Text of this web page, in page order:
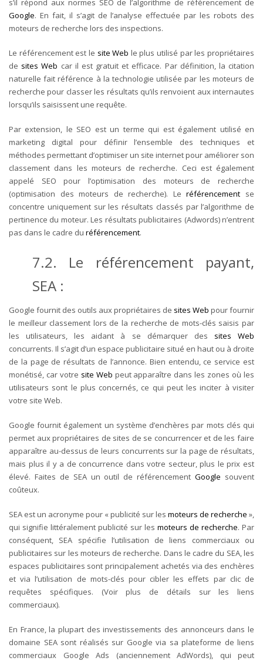
s’il répond aux normes SEO de l’algorithme de référencement de
Google. En fait, il s’agit de l’analyse effectuée par les robots des
moteurs de recherche lors des inspections.
Le référencement est le site Web le plus utilisé par les propriétaires
de sites Web car il est gratuit et efficace. Par définition, la citation
naturelle fait référence à la technologie utilisée par les moteurs de
recherche pour classer les résultats qu’ils renvoient aux internautes
lorsqu’ils saisissent une requête.
Par extension, le SEO est un terme qui est également utilisé en
marketing digital pour définir l’ensemble des techniques et
méthodes permettant d’optimiser un site internet pour améliorer son
classement dans les moteurs de recherche. Ceci est également
appelé SEO pour l’optimisation des moteurs de recherche
(optimisation des moteurs de recherche). Leréférencement se
concentre uniquement sur les résultats classés par l’algorithme de
pertinence du moteur. Les résultats publicitaires (Adwords) n’entrent
pas dans le cadre du référencement.
7.2. Le référencement payant,
SEA :
Google fournit des outils aux propriétaires de sites Web pour fournir
le meilleur classement lors de la recherche de mots-clés saisis par
les utilisateurs, les aidant à se démarquer des sites Web
concurrents. Il s’agit d’un espace publicitaire situé en haut ou à droite
de la page de résultats de l’annonce. Bien entendu, ce service est
monétisé, car votre site Web peut apparaître dans les zones où les
utilisateurs sont le plus concernés, ce qui peut les inciter à visiter
votre site Web.
Google fournit également un système d’enchères par mots clés qui
permet aux propriétaires de sites de se concurrencer et de les faire
apparaître au-dessus de leurs concurrents sur la page de résultats,
mais plus il y a de concurrence dans votre secteur, plus le prix est
élevé. Faites de SEA un outil de référencementGoogle souvent
coûteux.
SEA est un acronyme pour « publicité sur les moteurs de recherche »,
qui signifie littéralement publicité sur les moteurs de recherche. Par
conséquent, SEA spécifie l’utilisation de liens commerciaux ou
publicitaires sur les moteurs de recherche. Dans le cadre du SEA, les
espaces publicitaires sont principalement achetés via des enchères
et via l’utilisation de mots-clés pour cibler les effets par clic de
requêtes spécifiques. (Voir plus de détails sur les liens
commerciaux).
En France, la plupart des investissements des annonceurs dans le
domaine SEA sont réalisés sur Google via sa plateforme de liens
commerciaux Google Ads (anciennement AdWords), qui peut